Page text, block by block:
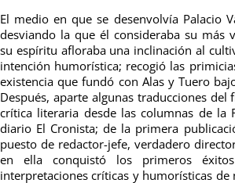
El medio en que se desenvolvía Palacio
desviando la que él consideraba su más
su espíritu afloraba una inclinación al
intención humorística; recogió las
existencia que fundó con Alas y Tuero
Después, aparte algunas traducciones del
crítica literaria desde las columnas de la
diario El Cronista; de la primera
puesto de redactor-jefe, verdadero
en ella conquistó los primeros
interpretaciones críticas y humorísticas de